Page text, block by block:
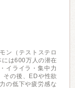
ン（テストステロ
には600万人の潜在
イライラ・集中力
その後、EDや性欲
の低下や疲労感な